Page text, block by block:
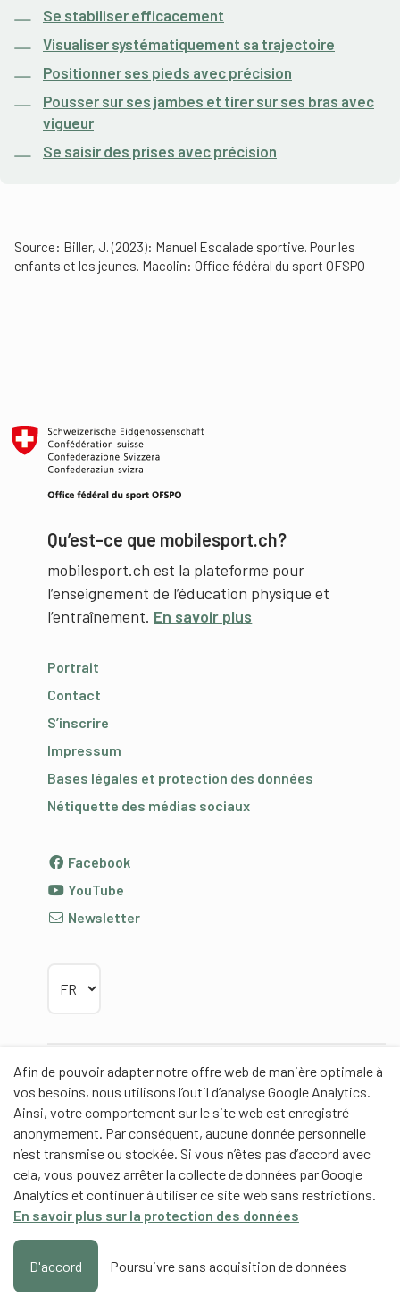
Afin de pouvoir adapter notre offre web de manière optimale à
vos besoins, nous utilisons l’outil d’analyse Google Analytics.
Ainsi, votre comportement sur le site web est enregistré
anonymement. Par conséquent, aucune donnée personnelle
n’est transmise ou stockée. Si vous n’êtes pas d’accord avec
cela, vous pouvez arrêter la collecte de données par Google
Analytics et continuer à utiliser ce site web sans restrictions.
En savoir plus sur la protection des données
D'accord Poursuivre sans acquisition de données
Se stabiliser efficacement
Visualiser systématiquement sa trajectoire
Positionner ses pieds avec précision
Pousser sur ses jambes et tirer sur ses bras avec
vigueur
Se saisir des prises avec précision
Source: Biller, J. (2023): Manuel Escalade sportive. Pour les
enfants et les jeunes. Macolin: Office fédéral du sport OFSPO
Qu’est-ce que mobilesport.ch?
mobilesport.ch est la plateforme pour
l’enseignement de l’éducation physique et
l’entraînement. En savoir plus
Portrait
Contact
S’inscrire
Impressum
Bases légales et protection des données
Nétiquette des médias sociaux
Facebook
YouTube
Newsletter
Partenaires
Partenaires de contenus
Haute école fédérale de sport de Macolin HEFSM